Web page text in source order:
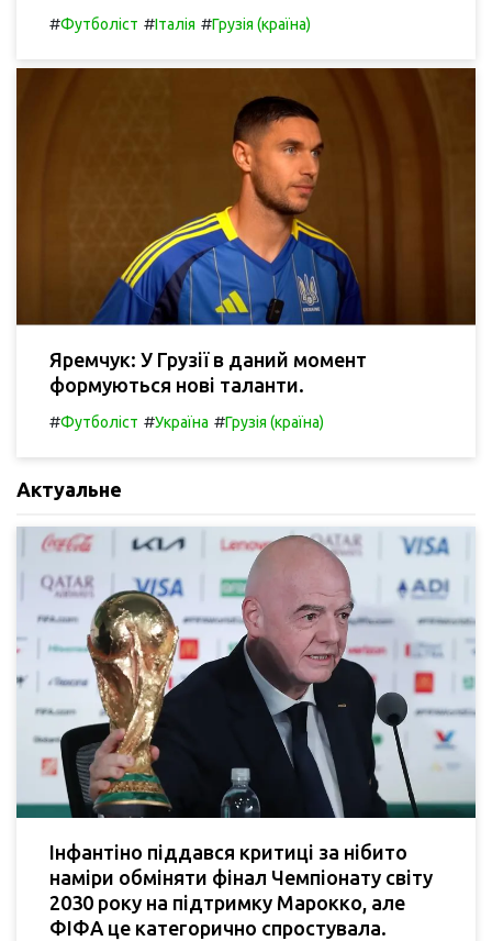
#Футболіст #Італія #Грузія (країна)
Яремчук: У Грузії в даний момент
формуються нові таланти.
#Футболіст #Україна #Грузія (країна)
Актуальне
Інфантіно піддався критиці за нібито
наміри обміняти фінал Чемпіонату світу
2030 року на підтримку Марокко, але
ФІФА це категорично спростувала.